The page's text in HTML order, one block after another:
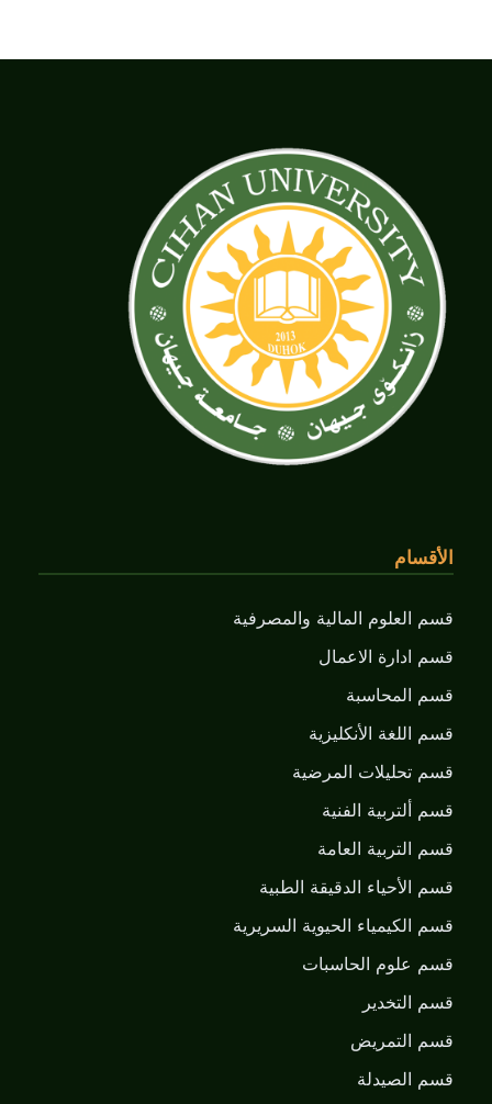
الأقسام
قسم العلوم المالية والمصرفية
قسم ادارة الاعمال
قسم المحاسبة
قسم اللغة الأنكليزية
قسم تحليلات المرضية
قسم ألتربية الفنية
قسم التربية العامة
قسم الأحياء الدقيقة الطبية
قسم الكيمياء الحيوية السريرية
قسم علوم الحاسبات
قسم التخدير
قسم التمريض
قسم الصيدلة